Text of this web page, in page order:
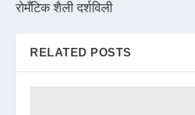
रोमँटिक शैली दर्शविली
RELATED POSTS